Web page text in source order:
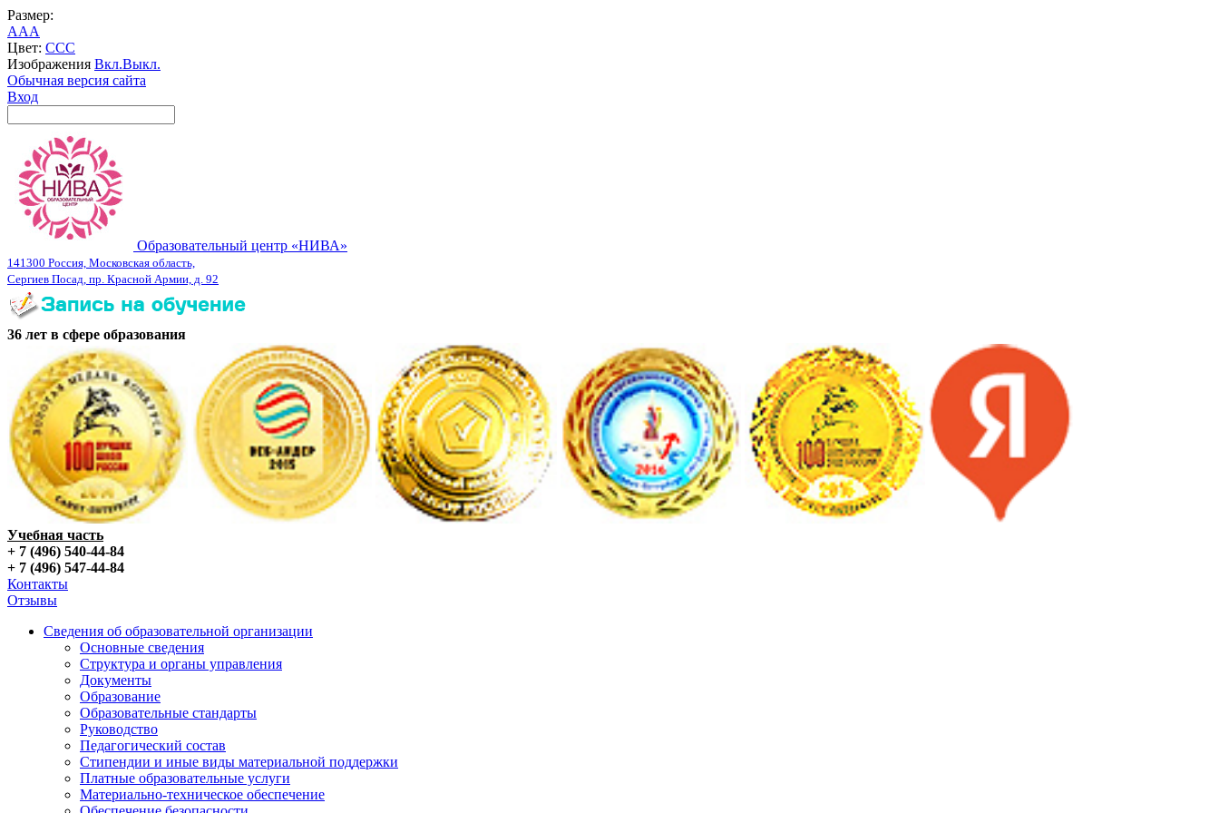
Размер:
AAA
Цвет: CCC
Изображения Вкл.Выкл.
Обычная версия сайта
Вход
Образовательный центр «НИВА»
141300 Россия, Московская область,
Сергиев Посад, пр. Красной Армии, д. 92
36 лет в сфере образования
Учебная часть
+ 7 (496) 540-44-84
+ 7 (496) 547-44-84
Контакты
Отзывы
Сведения об образовательной организации
Основные сведения
Структура и органы управления
Документы
Образование
Образовательные стандарты
Руководство
Педагогический состав
Стипендии и иные виды материальной поддержки
Платные образовательные услуги
Материально-техническое обеспечение